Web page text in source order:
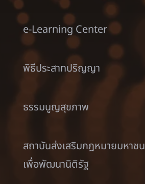
e-Learning Center
พิธีประสาทปริญญา
ธรรมนูญสุขภาพ
สถาบันส่งเสริมกฎหมายมหาชน
เพื่อพัฒนานิติรัฐ